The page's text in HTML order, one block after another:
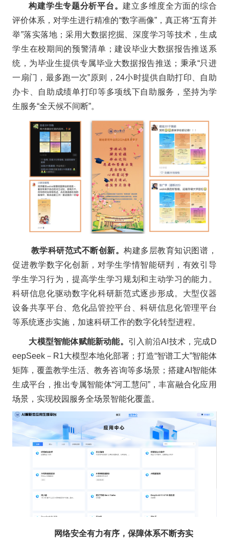
构建学生专题分析平台。建立多维度全方面的综合
评价体系，对学生进行精准的“数字画像”，真正将“五育并
举”落实落地；采用大数据挖掘、深度学习等技术，生成
学生在校期间的预警清单；建设毕业大数据报告推送系
统，为毕业生提供专属毕业大数据报告推送；秉承“只进
一扇门，最多跑一次”原则，24小时提供自助打印、自助
办卡、自助成绩单打印等多项线下自助服务，坚持为学
生服务“全天候不间断”。
教学科研范式不断创新。构建多层教育知识图谱，
促进教学数字化创新，对学生学情智能研判，有效引导
学生学习行为，提高学生学习规划和主动学习的能力。
科研信息化驱动数字化科研新范式逐步形成。大型仪器
设备共享平台、危化品管控平台、科研信息化管理平台
等系统逐步实施，加速科研工作的数字化转型进程。
大模型智能体赋能新动能。 引入前沿AI技术，完成D
eepSeek－R1大模型本地化部署；打造“智谱工大”智能体
矩阵，覆盖教学生活、教务咨询等多场景；搭建AI智能体
生成平台，推出专属智能体“河工慧问”，丰富融合化应用
场景，实现校园服务全场景智能化覆盖。
网络安全有力有序，保障体系不断夯实